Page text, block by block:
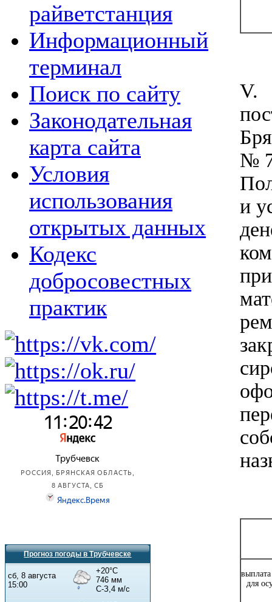
райветстанция
Информационный
терминал
Поиск по сайту
Законодательная
карта сайта
Условия
использования
открытых данных
Кодекс
добросовестных
практик
Прогноз погоды в Трубчевске
V.
№
и
для